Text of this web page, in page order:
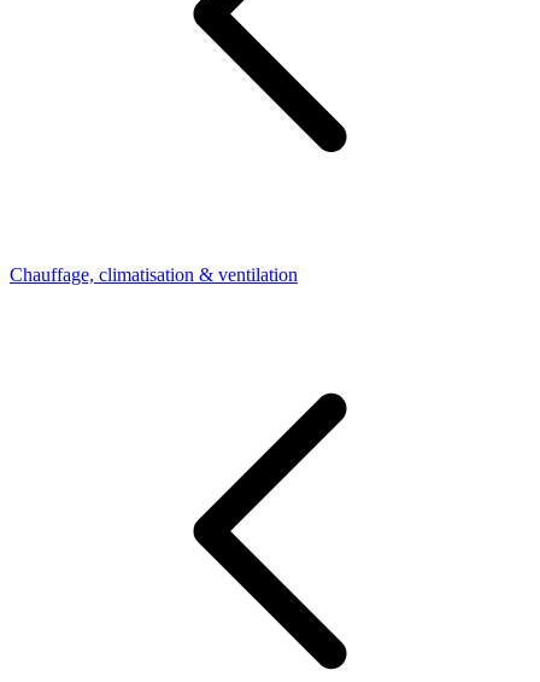
Chauffage, climatisation & ventilation